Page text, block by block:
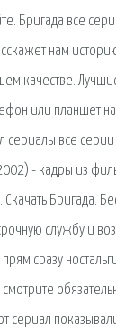
Бригада все
нам
качестве.
или планшет
все
- кадры из
Бригада.
службу и
сразу